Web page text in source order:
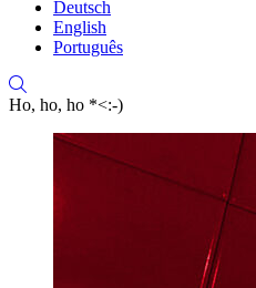
Deutsch
English
Português
Ho, ho, ho *<:-)